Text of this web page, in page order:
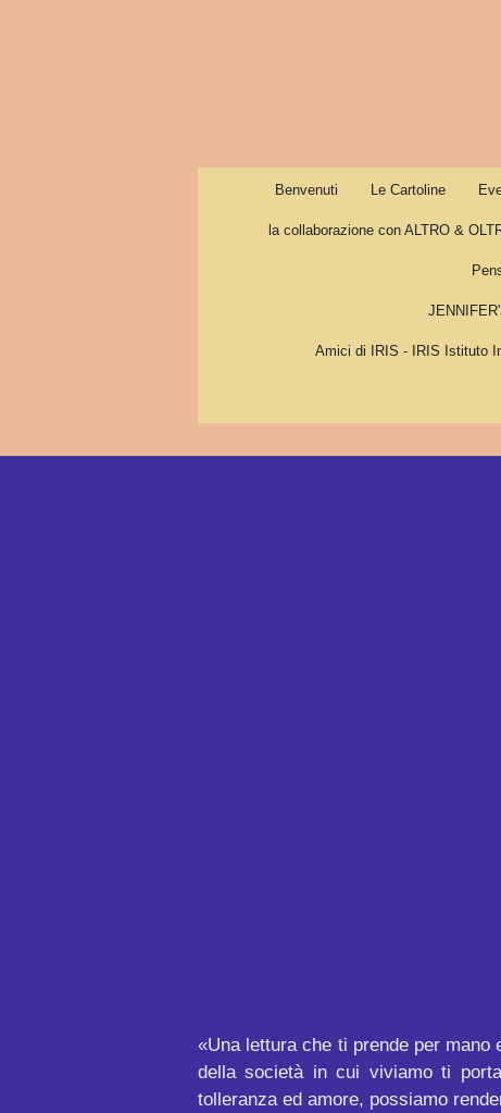
Benvenuti Le Cartoline
la collaborazione con ALTRO &
Amici di IRIS - IRIS Istituto
«Una lettura che ti prende per
della società in cui viviamo ti
tolleranza ed amore, possiamo